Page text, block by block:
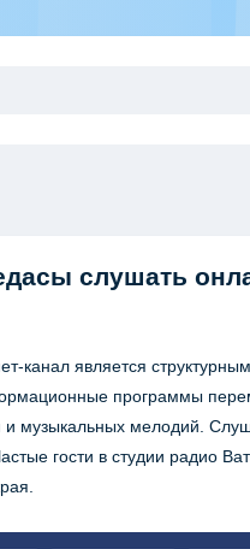
слушать
канал является
программы
и музыкальных мелодий.
гости в студии радио